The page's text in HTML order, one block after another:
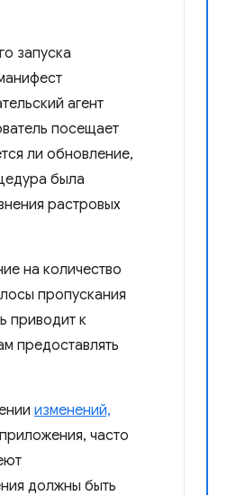
запуска
агент
посещает
ли обновление,
была
растровых
на количество
пропускания
приводит к
предоставлять
изменений,
часто
должны быть